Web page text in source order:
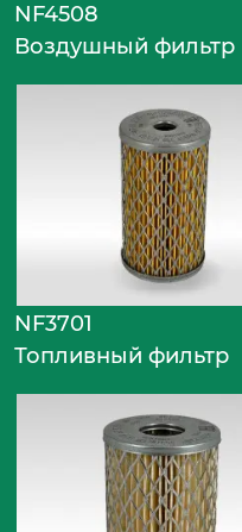
NF4508
Воздушный фильтр
NF3701
Топливный фильтр